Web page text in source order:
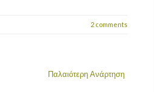
2 comments
Παλαιότερη Ανάρτηση